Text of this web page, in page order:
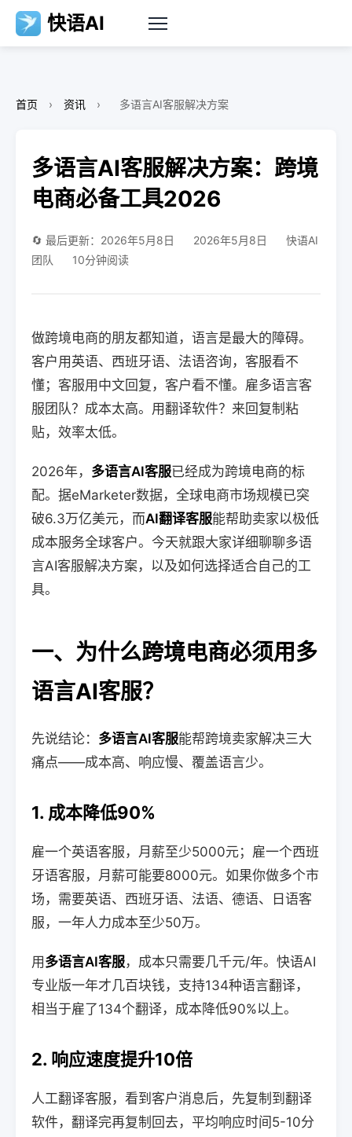
快语AI
首页 › 资讯 › 多语言AI客服解决方案
多语言AI客服解决方案：跨境
电商必备工具2026
🔄 最后更新：2026年5月8日 2026年5月8日
快语AI
团队
10分钟阅读
做跨境电商的朋友都知道，语言是最大的障碍。
客户用英语、西班牙语、法语咨询，客服看不
懂；客服用中文回复，客户看不懂。雇多语言客
服团队？成本太高。用翻译软件？来回复制粘
贴，效率太低。
2026年， 多语言AI客服已经成为跨境电商的标
配。据eMarketer数据，全球电商市场规模已突
破6.3万亿美元，而AI翻译客服能帮助卖家以极低
成本服务全球客户。今天就跟大家详细聊聊多语
言AI客服解决方案，以及如何选择适合自己的工
具。
一、为什么跨境电商必须用多
语言AI客服？
先说结论： 多语言AI客服能帮跨境卖家解决三大
痛点——成本高、响应慢、覆盖语言少。
1. 成本降低90%
雇一个英语客服，月薪至少5000元；雇一个西班
牙语客服，月薪可能要8000元。如果你做多个市
场，需要英语、西班牙语、法语、德语、日语客
服，一年人力成本至少50万。
用 多语言AI客服，成本只需要几千元/年。快语AI
专业版一年才几百块钱，支持134种语言翻译，
相当于雇了134个翻译，成本降低90%以上。
2. 响应速度提升10倍
人工翻译客服，看到客户消息后，先复制到翻译
软件，翻译完再复制回去，平均响应时间5-10分